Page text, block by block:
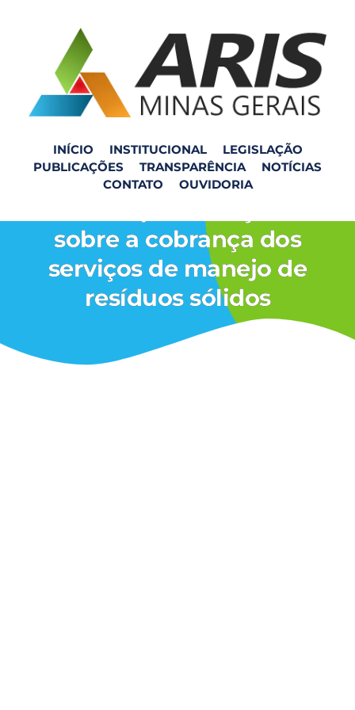
INÍCIO INSTITUCIONAL
LEGISLAÇÃO
PUBLICAÇÕES
TRANSPARÊNCIA
NOTÍCIAS
CONTATO
OUVIDORIA
Reunião com a Câmara
sobre a cobrança dos
serviços de manejo de
resíduos sólidos